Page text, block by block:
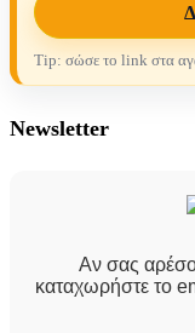
Tip: σώσε το link στα
Newsletter
Αν σας
καταχωρήστε το